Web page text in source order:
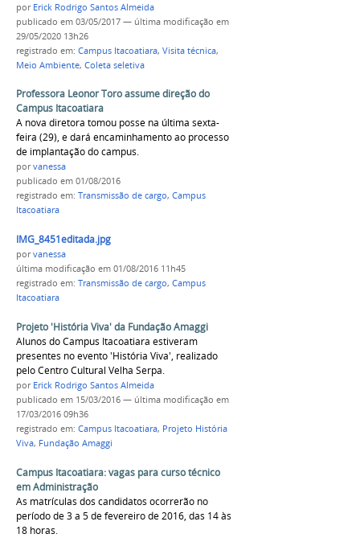
por Erick Rodrigo Santos Almeida
publicado em 03/05/2017 — última modificação em
29/05/2020 13h26
registrado em: Campus Itacoatiara, Visita técnica,
Meio Ambiente, Coleta seletiva
Professora Leonor Toro assume direção do
Campus Itacoatiara
A nova diretora tomou posse na última sexta-
feira (29), e dará encaminhamento ao processo
de implantação do campus.
porvanessa
publicado em 01/08/2016
registrado em: Transmissão de cargo, Campus
Itacoatiara
IMG_8451editada.jpg
porvanessa
última modificação em 01/08/2016 11h45
registrado em: Transmissão de cargo, Campus
Itacoatiara
Projeto 'História Viva' da Fundação Amaggi
Alunos do Campus Itacoatiara estiveram
presentes no evento 'História Viva', realizado
pelo Centro Cultural Velha Serpa.
por Erick Rodrigo Santos Almeida
publicado em 15/03/2016 — última modificação em
17/03/2016 09h36
registrado em: Campus Itacoatiara, Projeto História
Viva, Fundação Amaggi
Campus Itacoatiara: vagas para curso técnico
em Administração
As matrículas dos candidatos ocorrerão no
período de 3 a 5 de fevereiro de 2016, das 14 às
18 horas.